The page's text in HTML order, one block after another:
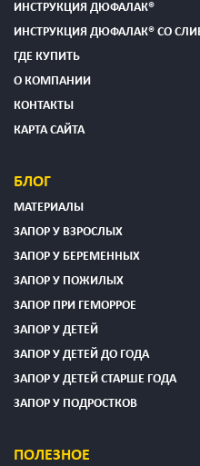
ИНСТРУКЦИЯ ДЮФАЛАК®
ИНСТРУКЦИЯ ДЮФАЛАК® СО
ГДЕ КУПИТЬ
О КОМПАНИИ
КОНТАКТЫ
КАРТА САЙТА
БЛОГ
МАТЕРИАЛЫ
ЗАПОР У ВЗРОСЛЫХ
ЗАПОР У БЕРЕМЕННЫХ
ЗАПОР У ПОЖИЛЫХ
ЗАПОР ПРИ ГЕМОРРОЕ
ЗАПОР У ДЕТЕЙ
ЗАПОР У ДЕТЕЙ ДО ГОДА
ЗАПОР У ДЕТЕЙ СТАРШЕ ГОДА
ЗАПОР У ПОДРОСТКОВ
ПОЛЕЗНОЕ